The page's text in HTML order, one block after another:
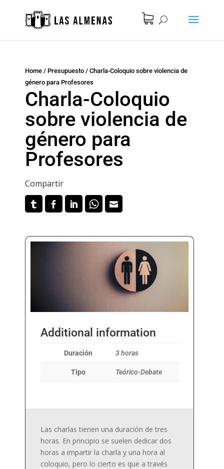
Home / Presupuesto / Charla-Coloquio sobre violencia de
género para Profesores
Charla-Coloquio
sobre violencia de
género para
Profesores
Compartir
Additional information
Duración 3 horas
Tipo Teórico-Debate
Las charlas tienen una duración de tres
horas. En principio se suelen dedicar dos
horas a impartir la charla y una hora al
coloquio, pero lo cierto es que a través